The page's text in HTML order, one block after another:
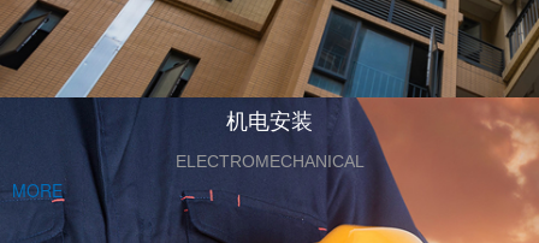
机电安装
ELECTROMECHANICAL
MORE